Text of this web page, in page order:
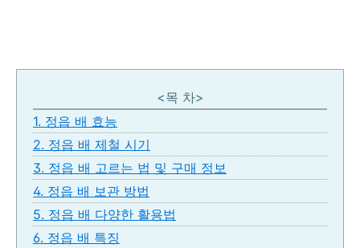
<목 차>
1. 정읍 배 효능
2. 정읍 배 제철 시기
3. 정읍 배 고르는 법 및 구매 정보
4. 정읍 배 보관 방법
5. 정읍 배 다양한 활용법
6. 정읍 배 특징